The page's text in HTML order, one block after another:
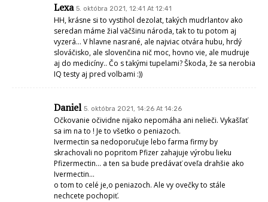
Lexa 5. októbra 2021, 12:41 At 12:41
HH, krásne si to vystihol dezolat, takých mudrlantov ako
seredan máme žial väčšinu národa, tak to tu potom aj
vyzerá… V hlavne nasrané, ale najviac otvára hubu, hrdý
slováčisko, ale slovenčina nič moc, hovno vie, ale mudruje
aj do medicíny.. Čo s takými tupelami? Škoda, že sa nerobia
IQ testy aj pred volbami :))
Daniel 5. októbra 2021, 14:26 At 14:26
Očkovanie očividne nijako nepomáha ani nelieči. Vykašľať
sa im na to ! Je to všetko o peniazoch.
Ivermectin sa nedoporučuje lebo farma firmy by
skrachovali no popritom Pfizer zahajuje výrobu lieku
Pfizermectin… a ten sa bude predávať oveľa drahšie ako
Ivermectin…
o tom to celé je,o peniazoch. Ale vy ovečky to stále
nechcete pochopiť.